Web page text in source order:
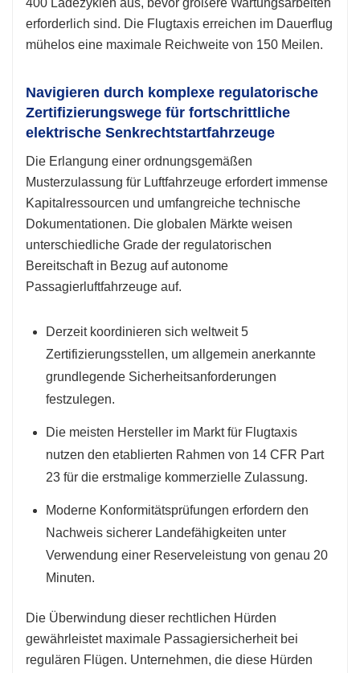
erforderlich sind. Die Flugtaxis erreichen im Dauerflug
mühelos eine maximale Reichweite von 150 Meilen.
Navigieren durch komplexe regulatorische
Zertifizierungswege für fortschrittliche
elektrische Senkrechtstartfahrzeuge
Die Erlangung einer ordnungsgemäßen
Musterzulassung für Luftfahrzeuge erfordert immense
Kapitalressourcen und umfangreiche technische
Dokumentationen. Die globalen Märkte weisen
unterschiedliche Grade der regulatorischen
Bereitschaft in Bezug auf autonome
Passagierluftfahrzeuge auf.
Derzeit koordinieren sich weltweit 5
Zertifizierungsstellen, um allgemein anerkannte
grundlegende Sicherheitsanforderungen
festzulegen.
Die meisten Hersteller im Markt für Flugtaxis
nutzen den etablierten Rahmen von 14 CFR Part
23 für die erstmalige kommerzielle Zulassung.
Moderne Konformitätsprüfungen erfordern den
Nachweis sicherer Landefähigkeiten unter
Verwendung einer Reserveleistung von genau 20
Minuten.
Die Überwindung dieser rechtlichen Hürden
gewährleistet maximale Passagiersicherheit bei
regulären Flügen. Unternehmen, die diese Hürden